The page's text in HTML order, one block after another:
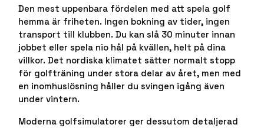
Den mest uppenbara fördelen med att spela golf
hemma är friheten. Ingen bokning av tider, ingen
transport till klubben. Du kan slå 30 minuter innan
jobbet eller spela nio hål på kvällen, helt på dina
villkor. Det nordiska klimatet sätter normalt stopp
för golfträning under stora delar av året, men med
en inomhuslösning håller du svingen igång även
under vintern.
Moderna golfsimulatorer ger dessutom detaljerad